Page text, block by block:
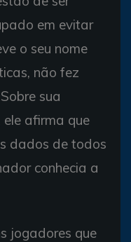
em evitar
o seu nome
não fez
sua
ele afirma que
dados de todos
conhecia a
jogadores que